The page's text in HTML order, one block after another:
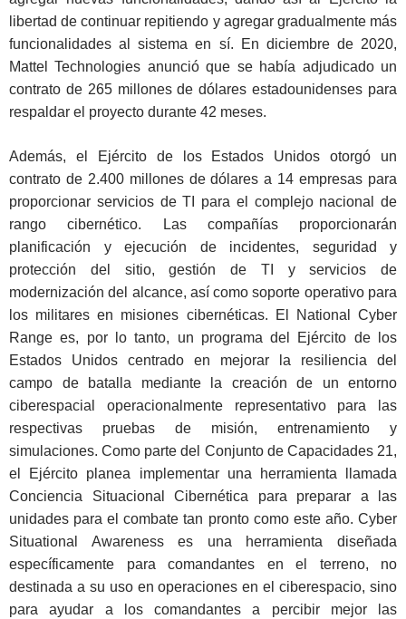
libertad de continuar repitiendo y agregar gradualmente más
funcionalidades al sistema en sí. En diciembre de 2020,
Mattel Technologies anunció que se había adjudicado un
contrato de 265 millones de dólares estadounidenses para
respaldar el proyecto durante 42 meses.
Además, el Ejército de los Estados Unidos otorgó un
contrato de 2.400 millones de dólares a 14 empresas para
proporcionar servicios de TI para el complejo nacional de
rango cibernético. Las compañías proporcionarán
planificación y ejecución de incidentes, seguridad y
protección del sitio, gestión de TI y servicios de
modernización del alcance, así como soporte operativo para
los militares en misiones cibernéticas. El National Cyber
Range es, por lo tanto, un programa del Ejército de los
Estados Unidos centrado en mejorar la resiliencia del
campo de batalla mediante la creación de un entorno
ciberespacial operacionalmente representativo para las
respectivas pruebas de misión, entrenamiento y
simulaciones. Como parte del Conjunto de Capacidades 21,
el Ejército planea implementar una herramienta llamada
Conciencia Situacional Cibernética para preparar a las
unidades para el combate tan pronto como este año. Cyber
Situational Awareness es una herramienta diseñada
específicamente para comandantes en el terreno, no
destinada a su uso en operaciones en el ciberespacio, sino
para ayudar a los comandantes a percibir mejor las